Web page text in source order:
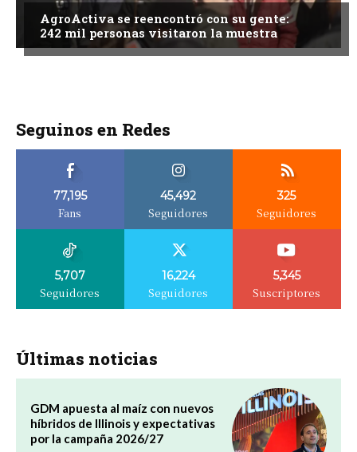
AgroActiva se reencontró con su gente:
242 mil personas visitaron la muestra
Seguinos en Redes
77,195
Fans
45,492
Seguidores
325
Seguidores
5,707
Seguidores
16,224
Seguidores
5,345
Suscriptores
Últimas noticias
GDM apuesta al maíz con nuevos
híbridos de Illinois y expectativas
por la campaña 2026/27